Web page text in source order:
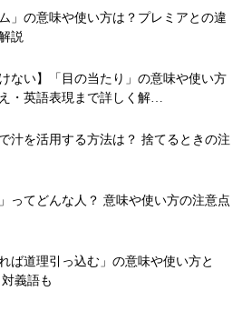
」の意味や使い方は？プレミアとの違
説
けない】「目の当たり」の意味や使い方
・英語表現まで詳しく解…
汁を活用する方法は？ 捨てるときの注
ってどんな人？ 意味や使い方の注意点
ば道理引っ込む」の意味や使い方と
義語も